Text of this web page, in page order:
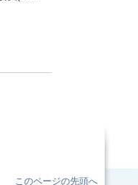
このページの先頭へ